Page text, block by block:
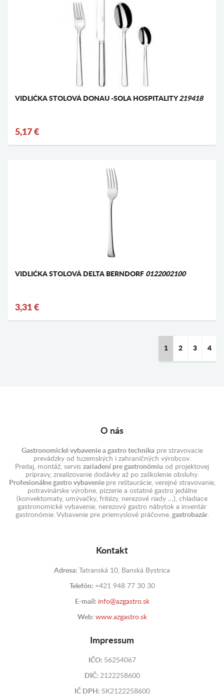
VIDLIČKA STOLOVÁ DONAU -SOLA HOSPITALITY219418
5,17 €
VIDLIČKA STOLOVÁ DELTA BERNDORF 0122002100
3,31 €
1 2 3 4
O nás
Gastronomické vybavenie a gastro technikapre stravovacie
prevádzky od tuzemských i zahraničných výrobcov.
Predaj, montáž, servis zariadení pre gastronómiu od projektovej
prípravy, zrealizovanie dodávky až po zaškolenie obsluhy.
Profesionálne gastro vybavenie pre reštaurácie, verejné stravovanie,
potravinárske výrobne, pizzerie a ostatné gastro jedálne
(konvektomaty, umývačky, fritézy, nerezové riady …), chladiace
gastronomické vybavenie, nerezový gastro nábytok a inventár
gastronómie. Vybavenie pre priemyslové práčovne,gastrobazár.
Kontakt
Adresa: Tatranská 10, Banská Bystrica
Telefón: +421 948 77 30 30
E-mail: info@azgastro.sk
Web: www.azgastro.sk
Impressum
IČO: 56254067
DIČ: 2122258600
IČ DPH: SK2122258600